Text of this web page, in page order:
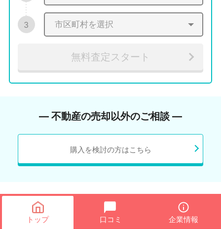
3
無料査定スタート
― 不動産の売却以外のご相談 ―
購入を検討の方はこちら
トップ 口コミ 企業情報